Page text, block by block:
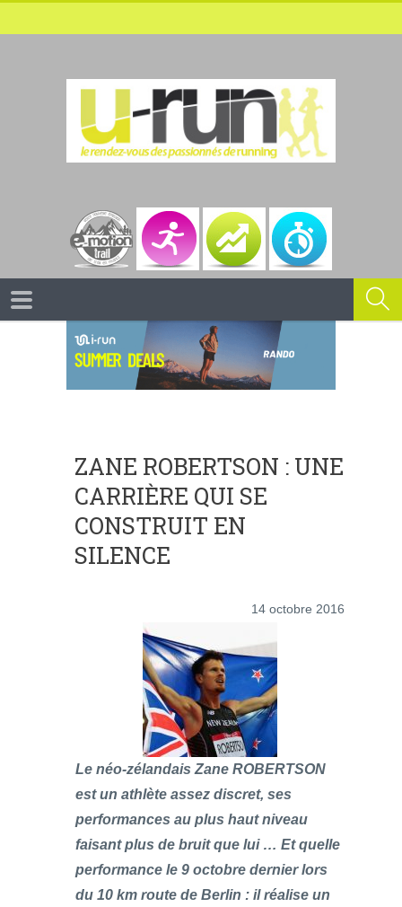
ZANE ROBERTSON : UNE
CARRIÈRE QUI SE
CONSTRUIT EN
SILENCE
14 octobre 2016
Le néo-zélandais Zane ROBERTSON
est un athlète assez discret, ses
performances au plus haut niveau
faisant plus de bruit que lui … Et quelle
performance le 9 octobre dernier lors
du 10 km route de Berlin : il réalise un